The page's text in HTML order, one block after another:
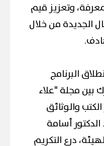
وتعزيز قيم
الجديدة من خلال
البرنامج
بين مجلة "علاء
والوثائق
أسامة
درع التكريم